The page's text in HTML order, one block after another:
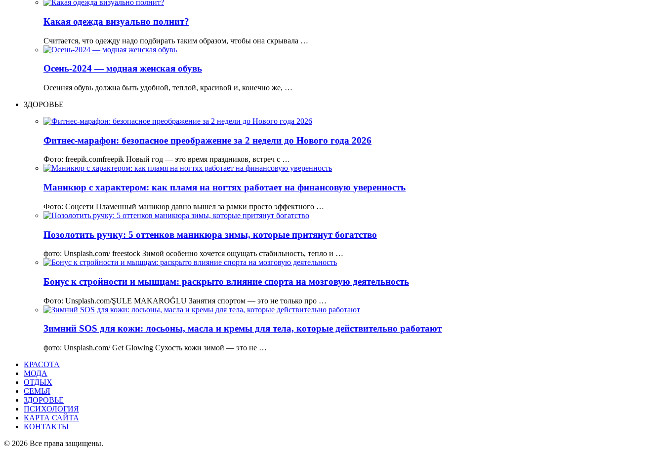
Какая одежда визуально полнит?
Считается, что одежду надо подбирать таким образом, чтобы она скрывала …
Осень-2024 — модная женская обувь
Осенняя обувь должна быть удобной, теплой, красивой и, конечно же, …
ЗДОРОВЬЕ
Фитнес-марафон: безопасное преображение за 2 недели до Нового года 2026
Фото: freepik.comfreepik Новый год — это время праздников, встреч с …
Маникюр с характером: как пламя на ногтях работает на финансовую уверенность
Фото: Соцсети Пламенный маникюр давно вышел за рамки просто эффектного …
Позолотить ручку: 5 оттенков маникюра зимы, которые притянут богатство
фото: Unsplash.com/ freestock Зимой особенно хочется ощущать стабильность, тепло и …
Бонус к стройности и мышцам: раскрыто влияние спорта на мозговую деятельность
Фото: Unsplash.com/ŞULE MAKAROĞLU Занятия спортом — это не только про …
Зимний SOS для кожи: лосьоны, масла и кремы для тела, которые действительно работают
фото: Unsplash.com/ Get Glowing Сухость кожи зимой — это не …
КРАСОТА
МОДА
ОТДЫХ
СЕМЬЯ
ЗДОРОВЬЕ
ПСИХОЛОГИЯ
КАРТА САЙТА
КОНТАКТЫ
© 2026 Все права защищены.